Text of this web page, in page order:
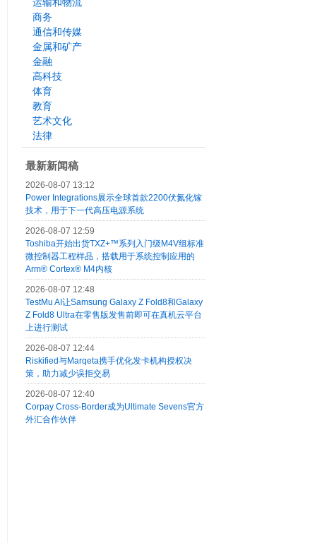
商务
通信和传媒
金属和矿产
金融
高科技
体育
教育
艺术文化
法律
最新新闻稿
2026-08-07 13:12
Power Integrations展示全球首款2200伏氮化镓
技术，用于下一代高压电源系统
2026-08-07 12:59
Toshiba开始出货TXZ+™系列入门级M4V组标准
微控制器工程样品，搭载用于系统控制应用的
Arm® Cortex® M4内核
2026-08-07 12:48
TestMu AI让Samsung Galaxy Z Fold8和Galaxy
Z Fold8 Ultra在零售版发售前即可在真机云平台
上进行测试
2026-08-07 12:44
Riskified与Marqeta携手优化发卡机构授权决
策，助力减少误拒交易
2026-08-07 12:40
Corpay Cross-Border成为Ultimate Sevens官方
外汇合作伙伴